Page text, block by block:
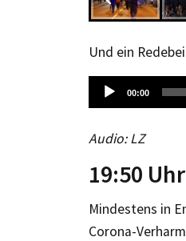
Und ein
Audio-
Player
00:00
Audio: LZ
19:50
Mindestens in
Corona-